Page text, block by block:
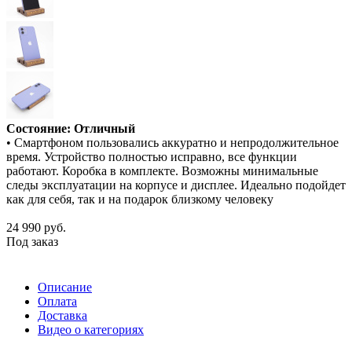
Состояние: Отличный
• Смартфоном пользовались аккуратно и непродолжительное
время. Устройство полностью исправно, все функции
работают. Коробка в комплекте. Возможны минимальные
следы эксплуатации на корпусе и дисплее. Идеально подойдет
как для себя, так и на подарок близкому человеку
24 990 руб.
Под заказ
Описание
Оплата
Доставка
Видео о категориях